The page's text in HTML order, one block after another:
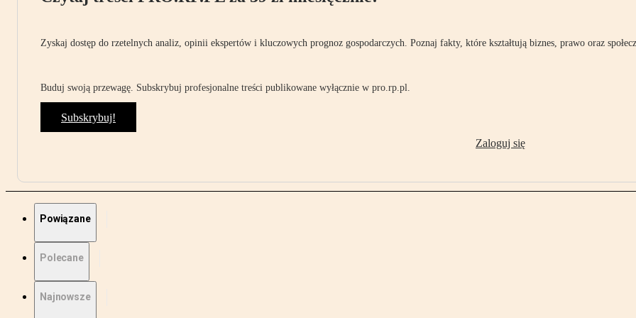
Zyskaj dostęp do rzetelnych analiz, opinii ekspertów i kluczowych prognoz gospodarczych. Poznaj fakty, które kształtują biznes, prawo oraz
Buduj swoją przewagę. Subskrybuj profesjonalne treści publikowane wyłącznie w pro.rp.pl.
Subskrybuj!
Zaloguj się
Powiązane
Polecane
Najnowsze